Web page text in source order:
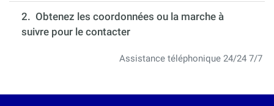
2. Obtenez les coordonnées ou la marche à
suivre pour le contacter
Assistance téléphonique 24/24 7/7